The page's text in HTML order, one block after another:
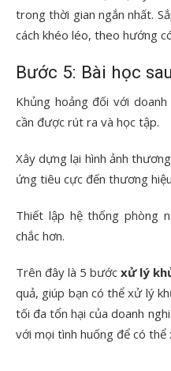
trong thời gian ngắn nhất.
cách khéo léo, theo hướng
Bước 5: Bài học
Khủng hoảng đối với
cần được rút ra và học tập.
Xây dựng lại hình ảnh
ứng tiêu cực đến thương
Thiết lập hệ thống phòng
chắc hơn.
Trên đây là 5 bước xử lý
quả, giúp bạn có thể xử lý
tối đa tổn hại của doanh
với mọi tình huống để có